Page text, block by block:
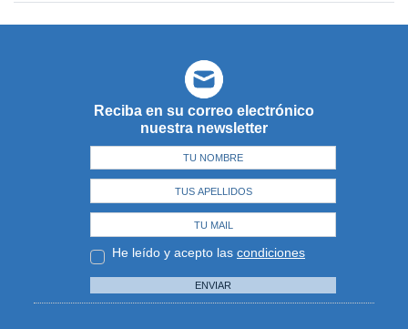
Reciba en su correo electrónico
nuestra newsletter
He leído y acepto las condiciones
ENVIAR